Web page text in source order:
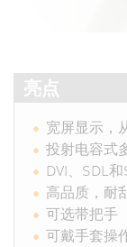
亮点
宽屏显示，
投射电容式
DVI、SDL
高品质，耐
可选带把手
可戴手套操